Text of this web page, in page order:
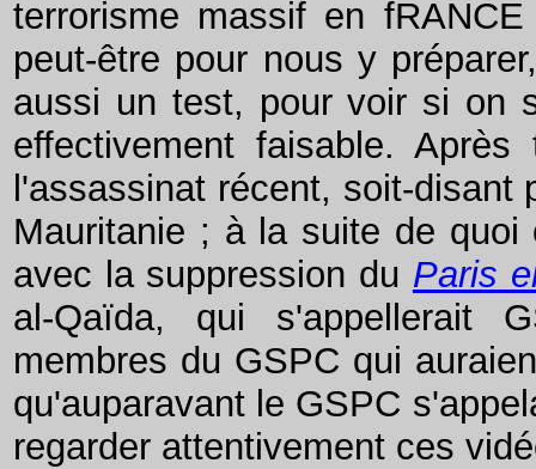
terrorisme massif en
peut-être pour nous y
aussi un test, pour voir si on
effectivement faisable.
l'assassinat récent, soit-
Mauritanie ; à la suite de
avec la suppression du Paris
al-Qaïda, qui s'appellerait
membres du GSPC qui
qu'auparavant le GSPC
regarder attentivement ces